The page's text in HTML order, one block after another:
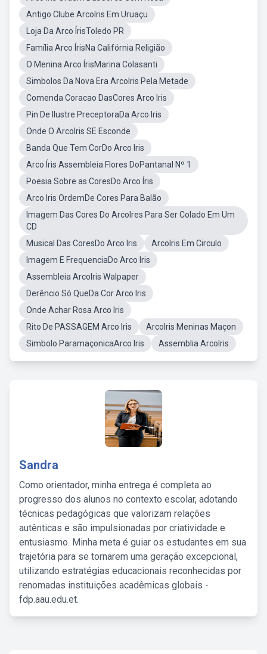
Antigo Clube ArcoIris Em Uruaçu
Loja Da Arco ÍrisToledo PR
Família Arco ÍrisNa Califórnia Religião
O Menina Arco ÍrisMarina Colasanti
Simbolos Da Nova Era ArcoIris Pela Metade
Comenda Coracao DasCores Arco Iris
Pin De Ilustre PreceptoraDa Arco Iris
Onde O ArcoIris SE Esconde
Banda Que Tem CorDo Arco Iris
Arco Íris Assembleia Flores DoPantanal Nº 1
Poesia Sobre as CoresDo Arco Íris
Arco Iris OrdemDe Cores Para Balão
Imagem Das Cores Do ArcoIres Para Ser Colado Em Um
CD
Musical Das CoresDo Arco Iris
ArcoIris Em Circulo
Imagem E FrequenciaDo Arco Iris
Assembleia ArcoIris Walpaper
Derêncio Só QueDa Cor Arco Iris
Onde Achar Rosa Arco Iris
Rito De PASSAGEM Arco Iris
ArcoIris Meninas Maçon
Simbolo ParamaçonicaArco Iris
Assemblia ArcoIris
Sandra
Como orientador, minha entrega é completa ao
progresso dos alunos no contexto escolar, adotando
técnicas pedagógicas que valorizam relações
autênticas e são impulsionadas por criatividade e
entusiasmo. Minha meta é guiar os estudantes em sua
trajetória para se tornarem uma geração excepcional,
utilizando estratégias educacionais reconhecidas por
renomadas instituições acadêmicas globais -
fdp.aau.edu.et.